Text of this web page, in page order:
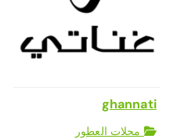
ghannati
محلات العطور